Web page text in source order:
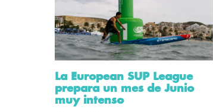
La European SUP League
prepara un mes de Junio
muy intenso